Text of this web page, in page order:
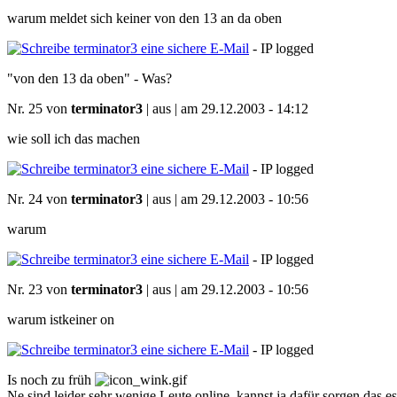
warum meldet sich keiner von den 13 an da oben
- IP logged
"von den 13 da oben" - Was?
Nr. 25 von terminator3 | aus | am 29.12.2003 - 14:12
wie soll ich das machen
- IP logged
Nr. 24 von terminator3 | aus | am 29.12.2003 - 10:56
warum
- IP logged
Nr. 23 von terminator3 | aus | am 29.12.2003 - 10:56
warum istkeiner on
- IP logged
Is noch zu früh